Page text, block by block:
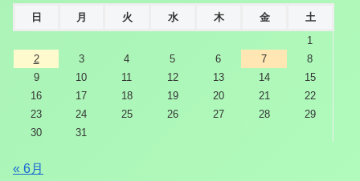
日 月 火 水 木 金
土
1
2
3 4 5 6 7
8
9
10 11 12 13 14
15
16
17 18 19 20 21
22
23
24 25 26 27 28
29
30
31
« 6月